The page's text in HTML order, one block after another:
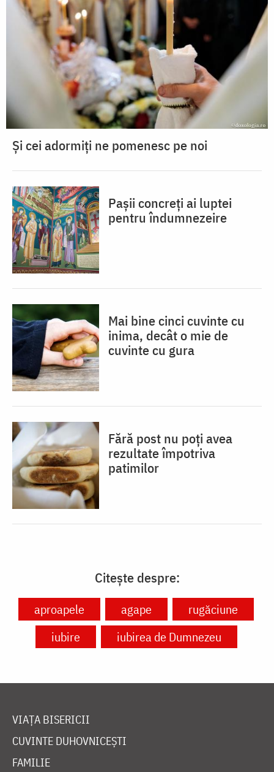
Și cei adormiți ne pomenesc pe noi
Pașii concreți ai luptei
pentru îndumnezeire
Mai bine cinci cuvinte cu
inima, decât o mie de
cuvinte cu gura
Fără post nu poți avea
rezultate împotriva
patimilor
Citește despre:
aproapele agape
rugăciune
iubire
iubirea de Dumnezeu
VIAȚA BISERICII
CUVINTE DUHOVNICEȘTI
FAMILIE